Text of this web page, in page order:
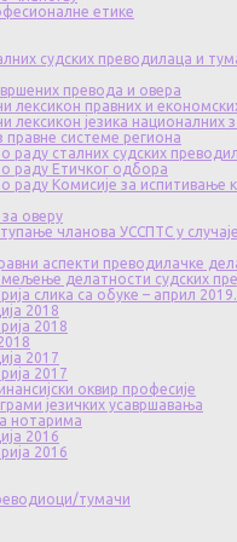
етике
судских преводилаца и
превода и овера
лексикон правних и
лексикон језика
правне системе региона
раду сталних судских
раду Етичког одбора
раду Комисије за испитивање
оверу
чланова УССПТС у
аспекти преводилачке
делатности судских
слика са обуке – април 2019.
2018
2018
2017
2017
оквир професије
језичких усавршавања
нотарима
2016
2016
тумачи